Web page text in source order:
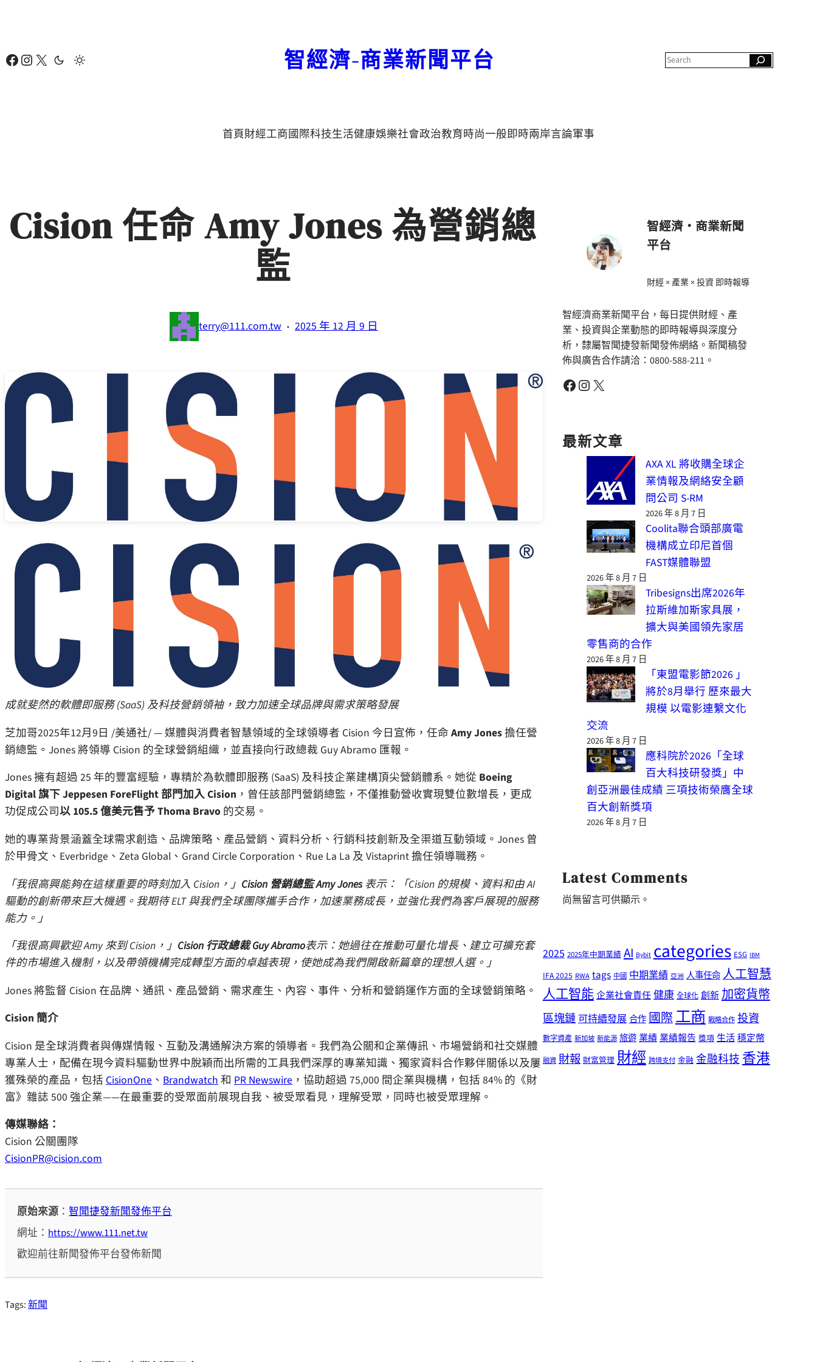
要
Facebook Instagram X 智經濟-商業新聞平台
c
首頁財經工商國際科技生活健康娛樂社會政治教育時尚一般即時兩岸言論軍事
Cision 任命 Amy Jones 為營銷總
監
terry@111.com.tw · 2025 年 12 月 9 日
成就斐然的軟體即服務 (SaaS) 及科技營銷領袖，致力加速全球品牌與需求策略發展
芝加哥2025年12月9日 /美通社/ — 媒體與消費者智慧領域的全球領導者 Cision 今日宣佈，任命 Amy Jones擔任營
銷總監。Jones 將領導 Cision 的全球營銷組織，並直接向行政總裁 Guy Abramo 匯報。
Jones 擁有超過 25 年的豐富經驗，專精於為軟體即服務 (SaaS) 及科技企業建構頂尖營銷體系。她從 Boeing
Digital 旗下 Jeppesen ForeFlight 部門加入 Cision ，曾任該部門營銷總監，不僅推動營收實現雙位數增長，更成
功促成公司以 105.5 億美元售予Thoma Bravo 的交易。
她的專業背景涵蓋全球需求創造、品牌策略、產品營銷、資料分析、行銷科技創新及全渠道互動領域。Jones 曾
於甲骨文、Everbridge、Zeta Global、Grand Circle Corporation、Rue La La 及 Vistaprint 擔任領導職務。
「我很高興能夠在這樣重要的時刻加入 Cision，」 Cision 營銷總監Amy Jones表示：「Cision 的規模、資料和由 AI
驅動的創新帶來巨大機遇。我期待 ELT 與我們全球團隊攜手合作，加速業務成長，並強化我們為客戶展現的服務
能力。」
「我很高興歡迎 Amy 來到 Cision，」 Cision 行政總裁Guy Abramo表示：她過往在推動可量化增長、建立可擴充套
件的市場進入機制，以及帶領機構完成轉型方面的卓越表現，使她成為我們開啟新篇章的理想人選。」
Jones 將監督 Cision 在品牌、通訊、產品營銷、需求產生、內容、事件、分析和營銷運作方面的全球營銷策略。
Cision 簡介
Cision 是全球消費者與傳媒情報、互動及溝通解決方案的領導者。我們為公關和企業傳訊、市場營銷和社交媒體
專業人士，配備在現今資料驅動世界中脫穎而出所需的工具我們深厚的專業知識、獨家資料合作夥伴關係以及屢
獲殊榮的產品，包括 CisionOne 、 Brandwatch 和 PR Newswire ，協助超過 75,000 間企業與機構，包括 84% 的《財
富》雜誌 500 強企業——在最重要的受眾面前展現自我、被受眾看見，理解受眾，同時也被受眾理解。
傳媒聯絡：
Cision 公關團隊
CisionPR@cision.com
原始來源 ：智聞捷發新聞發佈平台
網址：https://www.111.net.tw
歡迎前往新聞發佈平台發佈新聞
Tags:新聞
智經濟・商業新聞
平台
財經 × 產業 × 投資 即時報導
智經濟商業新聞平台，每日提供財經、產
業、投資與企業動態的即時報導與深度分
析，隸屬智聞捷發新聞發佈網絡。新聞稿發
佈與廣告合作請洽：0800-588-211。
Facebook Instagram X
最新文章
AXA XL 將收購全球企
業情報及網絡安全顧
問公司 S-RM
2026 年 8 月 7 日
Coolita聯合頭部廣電
機構成立印尼首個
FAST媒體聯盟
2026 年 8 月 7 日
Tribesigns出席2026年
拉斯維加斯家具展，
擴大與美國領先家居
零售商的合作
2026 年 8 月 7 日
「東盟電影節2026 」
將於8月舉行 歷來最大
規模 以電影連繫文化
交流
2026 年 8 月 7 日
應科院於2026「全球
百大科技研發獎」中
創亞洲最佳成績 三項技術榮膺全球
百大創新獎項
2026 年 8 月 7 日
Latest Comments
尚無留言可供顯示。
2025 2025年中期業績 AI Bybit categories ESG IBM
IFA 2025 RWA tags 中國 中期業績 亞洲 人事任命人工智慧
人工智能企業社會責任健康 全球化 創新 加密貨幣
區塊鏈可持續發展合作國際工商 戰略合作 投資
數字資產 新加坡 新能源 旅遊業績業績報告 獎項 生活穩定幣
融資 財報 財富管理 財經 跨境支付 金融 金融科技香港